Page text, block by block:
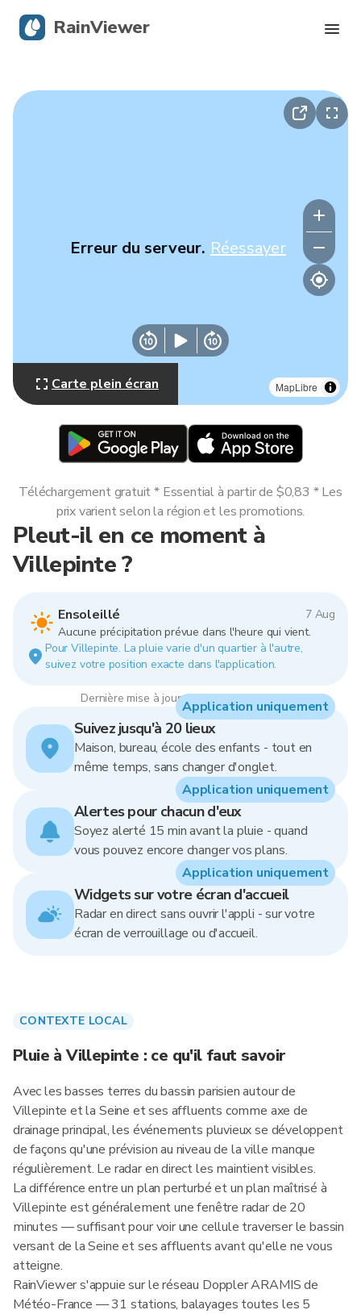
MapLibre
Erreur du serveur. Réessayer
Carte plein écran
Pleut-il en ce moment à
Villepinte ?
Ensoleillé
7 Aug
Aucune précipitation prévue dans l'heure qui vient.
Pour Villepinte. La pluie varie d'un quartier à l'autre,
suivez votre position exacte dans l'application.
Dernière mise à jour : 08:00, 7 Aug 2026
Téléchargement gratuit * Essential à partir de $0,83 * Les
prix varient selon la région et les promotions.
Suivez jusqu'à 20 lieux
Maison, bureau, école des enfants - tout en
même temps, sans changer d'onglet.
Application uniquement
Alertes pour chacun d'eux
Soyez alerté 15 min avant la pluie - quand
vous pouvez encore changer vos plans.
Application uniquement
Widgets sur votre écran d'accueil
Radar en direct sans ouvrir l'appli - sur votre
écran de verrouillage ou d'accueil.
Application uniquement
CONTEXTE LOCAL
Pluie à Villepinte : ce qu'il faut savoir
Avec les basses terres du bassin parisien autour de
Villepinte et la Seine et ses affluents comme axe de
drainage principal, les événements pluvieux se développent
de façons qu'une prévision au niveau de la ville manque
régulièrement. Le radar en direct les maintient visibles.
La différence entre un plan perturbé et un plan maîtrisé à
Villepinte est généralement une fenêtre radar de 20
minutes — suffisant pour voir une cellule traverser le bassin
versant de la Seine et ses affluents avant qu'elle ne vous
atteigne.
RainViewer s'appuie sur le réseau Doppler ARAMIS de
Météo-France — 31 stations, balayages toutes les 5
RainViewer